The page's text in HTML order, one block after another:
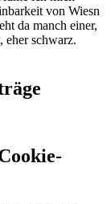
von Wiesn
da manch einer,
eher schwarz.